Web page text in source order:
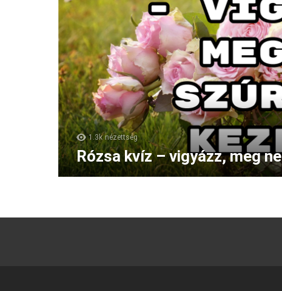
1.3k nézettség
Rózsa kvíz – vigyázz, meg